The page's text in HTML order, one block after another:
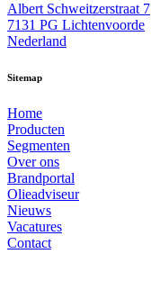
Albert Schweitzerstraat 7
7131 PG Lichtenvoorde
Nederland
Sitemap
Home
Producten
Segmenten
Over ons
Brandportal
Olieadviseur
Nieuws
Vacatures
Contact